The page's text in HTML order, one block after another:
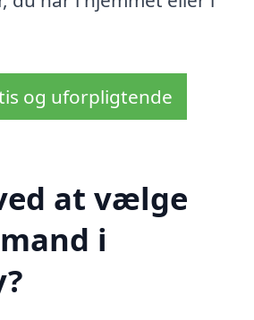
og uforpligtende
at vælge
i